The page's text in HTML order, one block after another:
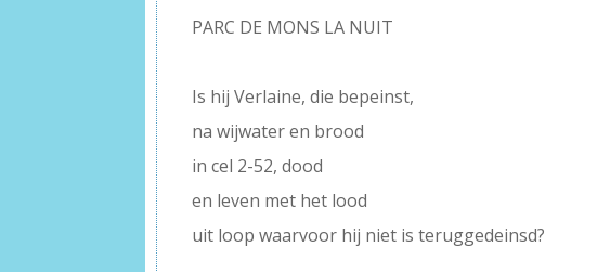
PARC DE MONS LA NUIT
Is hij Verlaine, die bepeinst,
na wijwater en brood
in cel 2-52, dood
en leven met het lood
uit loop waarvoor hij niet is teruggedeinsd?